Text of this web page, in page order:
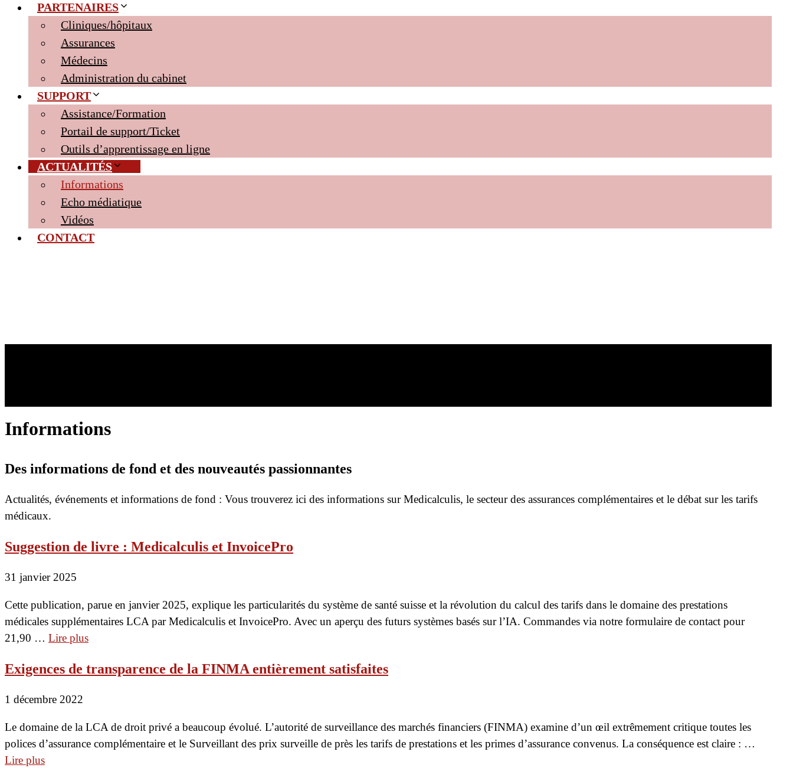
PARTENAIRES
Cliniques/hôpitaux
Assurances
Médecins
Administration du cabinet
SUPPORT
Assistance/Formation
Portail de support/Ticket
Outils d’apprentissage en ligne
ACTUALITÉS
Informations
Echo médiatique
Vidéos
CONTACT
Informations
Des informations de fond et des nouveautés passionnantes
Actualités, événements et informations de fond : Vous trouverez ici des informations sur Medicalculis, le secteur des assurances complémentaires et le débat sur les tarifs
médicaux.
Suggestion de livre : Medicalculis et InvoicePro
31 janvier 2025
Cette publication, parue en janvier 2025, explique les particularités du système de santé suisse et la révolution du calcul des tarifs dans le domaine des prestations
médicales supplémentaires LCA par Medicalculis et InvoicePro. Avec un aperçu des futurs systèmes basés sur l’IA. Commandes via notre formulaire de contact pour
21,90 … Lire plus
Exigences de transparence de la FINMA entièrement satisfaites
1 décembre 2022
Le domaine de la LCA de droit privé a beaucoup évolué. L’autorité de surveillance des marchés financiers (FINMA) examine d’un œil extrêmement critique toutes les
polices d’assurance complémentaire et le Surveillant des prix surveille de près les tarifs de prestations et les primes d’assurance convenus. La conséquence est claire : …
Lire plus